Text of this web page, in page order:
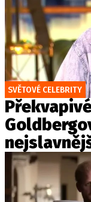
SVĚTOVÉ CELEBRITY